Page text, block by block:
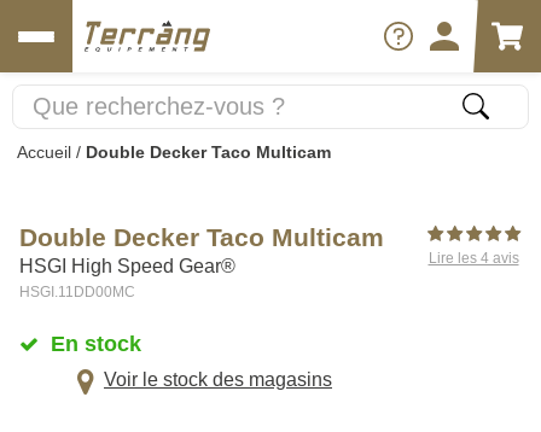
Accueil / Double Decker Taco Multicam
Double Decker Taco Multicam
HSGI High Speed Gear®
HSGI.11DD00MC
Lire les 4 avis
En stock
Voir le stock des magasins